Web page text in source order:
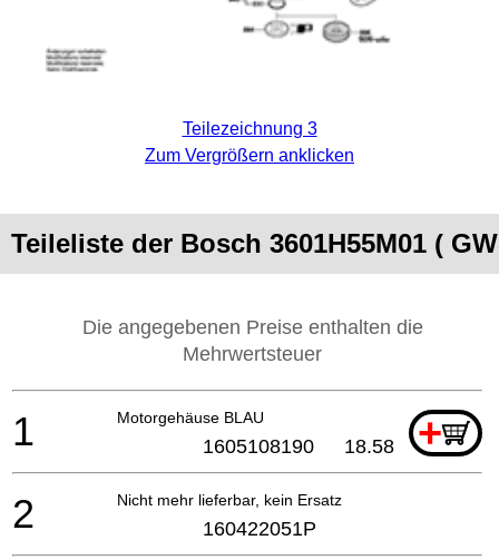
Teilezeichnung 3
Zum Vergrößern anklicken
Teileliste der Bosch 3601H55M01 (
Die angegebenen Preise enthalten die
Mehrwertsteuer
Motorgehäuse BLAU +
1 1605108190 18.58
Nicht mehr lieferbar, kein Ersatz
2 160422051P